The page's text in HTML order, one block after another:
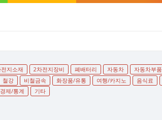
지소재 2차전지장비 폐배터리 자동차 자동차부품
철강 비철금속 화장품/유통 여행/카지노 음식료
경제/통계 기타